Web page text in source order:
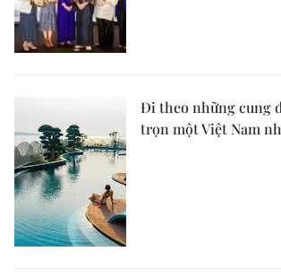
Đi theo những cung
trọn một Việt Nam